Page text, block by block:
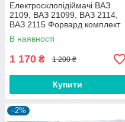
Електросклопідіймачі ВАЗ
2109, ВАЗ 21099, ВАЗ 2114,
ВАЗ 2115 Форвард комплект
В наявності
1 170 ₴ 1 200 ₴
Купити
–2%